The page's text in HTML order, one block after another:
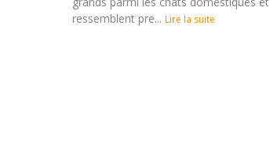
ressemblent pre... Lire la suite